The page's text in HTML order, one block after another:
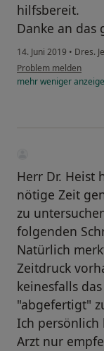
hilfsbereit.
Danke an das
14. Juni 2019 • Dres.
Problem melden
mehrweniger
Herr Dr. Heist
nötige Zeit
zu
folgenden
Natürlich
Zeitdruck
keinesfalls
"abgefertigt"
Ich persönlich
Arzt nur